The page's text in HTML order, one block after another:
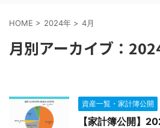
HOME > 2024年 > 4月
月別アーカイブ：
資産一覧・家計簿公開
【家計簿公開】